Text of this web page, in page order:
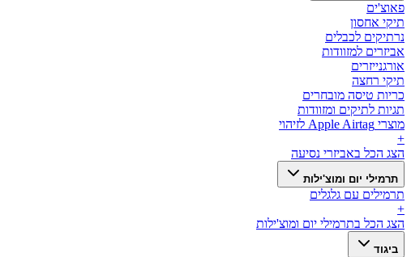
פאוצ'ים
תיקי אחסון
נרתיקים לכבלים
אביזרים למזוודות
אורגנייזרים
תיקי רחצה
כריות טיסה מובחרים
תגיות לתיקים ומזוודות
מוצרי Apple Airtag לזיהוי
+
הצג הכל באביזרי נסיעה
תרמילי יום ומוצ'ילות
תרמילים עם גלגלים
+
הצג הכל בתרמילי יום ומוצ'ילות
ביגוד